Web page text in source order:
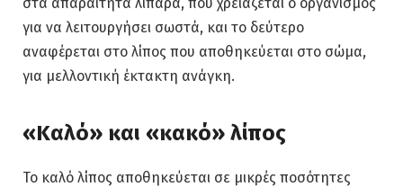
για να λειτουργήσει σωστά, και το δεύτερο
αναφέρεται στο λίπος που αποθηκεύεται στο σώμα,
για μελλοντική έκτακτη ανάγκη.
«Καλό» και «κακό» λίπος
Το καλό λίπος αποθηκεύεται σε μικρές ποσότητες